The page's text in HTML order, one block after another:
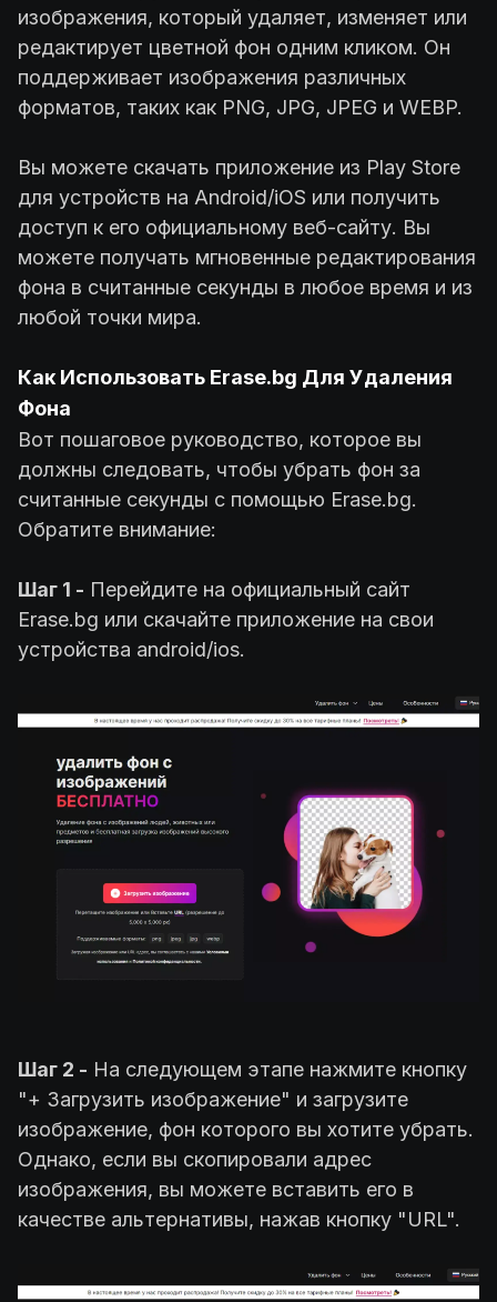
изображения, который удаляет, изменяет или
редактирует цветной фон одним кликом. Он
поддерживает изображения различных
форматов, таких как PNG, JPG, JPEG и WEBP.
Вы можете скачать приложение из Play Store
для устройств на Android/iOS или получить
доступ к его официальному веб-сайту. Вы
можете получать мгновенные редактирования
фона в считанные секунды в любое время и из
любой точки мира.
Как Использовать Erase.bg Для Удаления
Фона
Вот пошаговое руководство, которое вы
должны следовать, чтобы убрать фон за
считанные секунды с помощью Erase.bg.
Обратите внимание:
Шаг 1 - Перейдите на официальный сайт
Erase.bg или скачайте приложение на свои
устройства android/ios.
Шаг 2 - На следующем этапе нажмите кнопку
"+ Загрузить изображение" и загрузите
изображение, фон которого вы хотите убрать.
Однако, если вы скопировали адрес
изображения, вы можете вставить его в
качестве альтернативы, нажав кнопку "URL".